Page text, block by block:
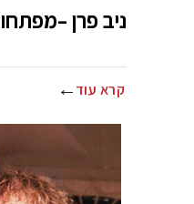
ניב פרן
קרא עוד